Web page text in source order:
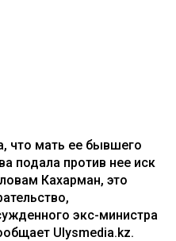
что мать ее бывшего
подала против нее иск
Кахарман, это
экс-министра
Ulysmedia.kz.